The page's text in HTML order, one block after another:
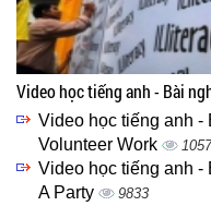
Video học tiếng anh - Bài
Video học tiếng anh -
Volunteer Work
Video học tiếng anh -
A Party
9833